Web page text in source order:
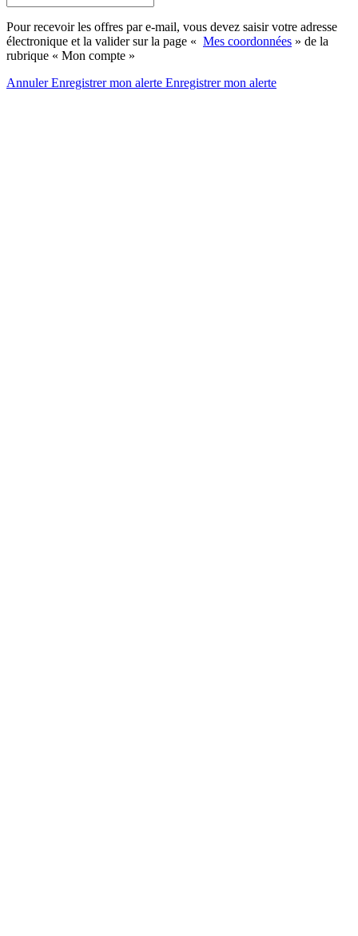
Pour recevoir les offres par e-mail, vous devez saisir votre adresse
électronique et la valider sur la page « Mes coordonnées » de la
rubrique « Mon compte »
AnnulerEnregistrer mon alerte Enregistrermon alerte